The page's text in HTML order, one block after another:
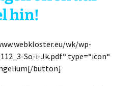
hin!
wk/wp-
So-i-Jk.pdf“ type=“icon“
button]